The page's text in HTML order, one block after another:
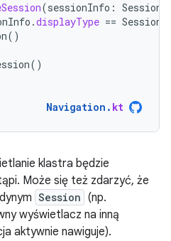
(sessionInfo :
.displayType ==
()
()
Navigation . kt
klastra będzie
Może się też zdarzyć, że
Session (np.
wyświetlacz na inną
aktywnie nawiguje).